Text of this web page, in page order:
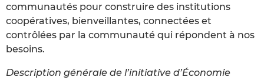
communautés pour construire des institutions
coopératives, bienveillantes, connectées et
contrôlées par la communauté qui répondent à nos
besoins.
Description générale de l’initiative d’Économie